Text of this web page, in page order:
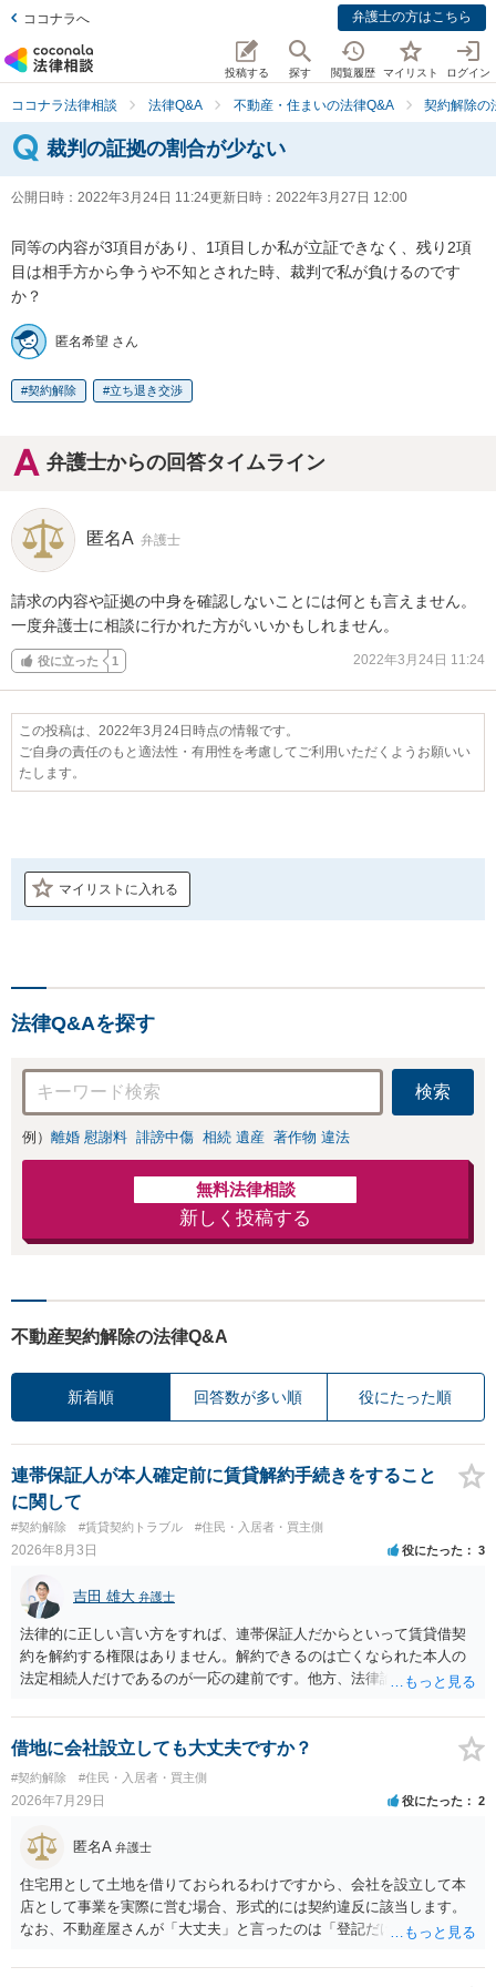
ココナラへ 弁護士の方はこちら
投稿する 探す 閲覧履歴 マイリスト ログイン
ココナラ法律相談 法律Q&A 不動産・住まいの法律Q&A 契約解除の
裁判の証拠の割合が少ない
公開日時： 2022年3月24日 11:24更新日時： 2022年3月27日 12:00
同等の内容が3項目があり、1項目しか私が立証できなく、残り2項
目は相手方から争うや不知とされた時、裁判で私が負けるのです
か？
匿名希望 さん
契約解除 立ち退き交渉
弁護士からの回答タイムライン
匿名A 弁護士
請求の内容や証拠の中身を確認しないことには何とも言えません。
一度弁護士に相談に行かれた方がいいかもしれません。
役に立った 1 2022年3月24日 11:24
この投稿は、2022年3月24日時点の情報です。
ご自身の責任のもと適法性・有用性を考慮してご利用いただくようお願いい
たします。
マイリストに入れる
法律Q&Aを探す
検索
例） 離婚 慰謝料 誹謗中傷 相続 遺産 著作物 違法
無料法律相談
新しく投稿する
不動産契約解除の法律Q&A
新着順 回答数が多い順 役にたった順
連帯保証人が本人確定前に賃貸解約手続きをすること
に関して
#契約解除 #賃貸契約トラブル #住民・入居者・買主側
2026年8月3日 役にたった 3
吉田 雄大 弁護士
法律的に正しい言い方をすれば、連帯保証人だからといって賃貸借契
約を解約する権限はありません。解約できるのは亡くなられた本人の
法定相続人だけであるのが一応の建前です。他方、法律論はさてお
する動機づけがなくなります。 今回進められつつある手続はあくまで
も、建物を賃貸人に一日も早く明け渡すための便宜的方法として理解
するのが良いと思います。またその方法で進めた方が、連帯保証人で
あるお知り合いさんにとっても、自身の経済的負担を最小限に食い止
められるため望ましいやり方だといえます。
借地に会社設立しても大丈夫ですか？
#契約解除 #住民・入居者・買主側
2026年7月29日 役にたった 2
匿名A 弁護士
住宅用として土地を借りておられるわけですから、会社を設立して本
店として事業を実際に営む場合、形式的には契約違反に該当します。
なお、不動産屋さんが「大丈夫」と言ったのは「登記だけなら実務上
れますが、これは法的な保証ではありません。 ただ、解除まで認めら